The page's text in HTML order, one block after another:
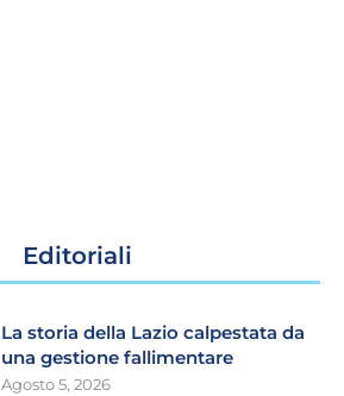
Editoriali
La storia della Lazio calpestata da
una gestione fallimentare
Agosto 5, 2026